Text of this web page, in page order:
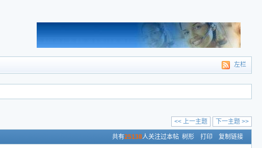
左栏
下一主题 >>
<< 上一主题
共有25138人关注过本帖 树形 打印 复制链接